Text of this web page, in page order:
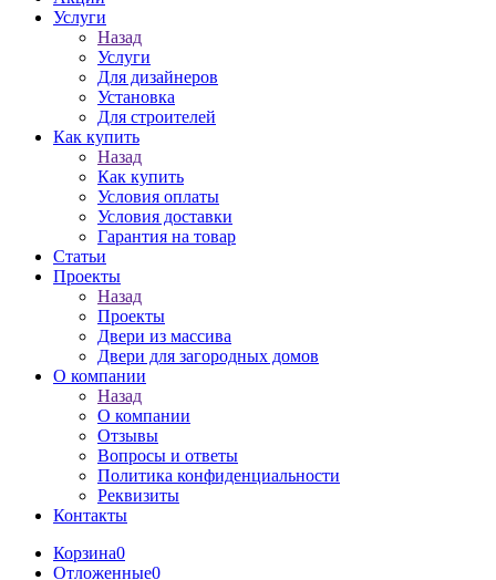
Услуги
Назад
Услуги
Для дизайнеров
Установка
Для строителей
Как купить
Назад
Как купить
Условия оплаты
Условия доставки
Гарантия на товар
Статьи
Проекты
Назад
Проекты
Двери из массива
Двери для загородных домов
О компании
Назад
О компании
Отзывы
Вопросы и ответы
Политика конфиденциальности
Реквизиты
Контакты
Корзина0
Отложенные0